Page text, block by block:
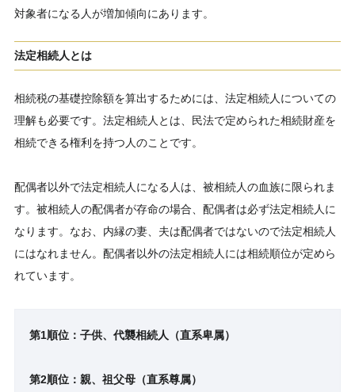
対象者になる人が増加傾向にあります。
法定相続人とは
相続税の基礎控除額を算出するためには、法定相続人についての
理解も必要です。法定相続人とは、民法で定められた相続財産を
相続できる権利を持つ人のことです。
配偶者以外で法定相続人になる人は、被相続人の血族に限られま
す。被相続人の配偶者が存命の場合、配偶者は必ず法定相続人に
なります。なお、内縁の妻、夫は配偶者ではないので法定相続人
にはなれません。配偶者以外の法定相続人には相続順位が定めら
れています。
第1順位：子供、代襲相続人（直系卑属）
第2順位：親、祖父母（直系尊属）